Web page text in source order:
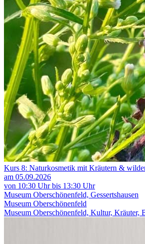
Kurs 8: Naturkosmetik mit Kräutern &
am 05.09.2026
von 10:30 Uhr bis 13:30 Uhr
Museum Oberschönenfeld, Gessertshausen
Museum Oberschönenfeld
Museum Oberschönenfeld, Kultur, Kräuter,